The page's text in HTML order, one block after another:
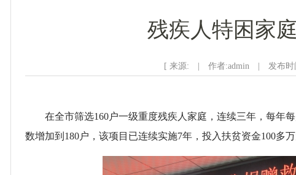
残疾人特困家
[ 来源: | 作者:admin | 发布时
在全市筛选160户一级重度残疾人家庭，连续三年，每年
数增加到180户，该项目已连续实施7年，投入扶贫资金100多万